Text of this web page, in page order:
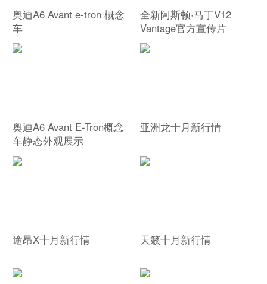
奥迪A6 Avant e-tron 概念
车
全新阿斯顿·马丁V12
Vantage官方宣传片
奥迪A6 Avant E-Tron概念
车静态外观展示
亚洲龙十月新行情
途昂X十月新行情 天籁十月新行情